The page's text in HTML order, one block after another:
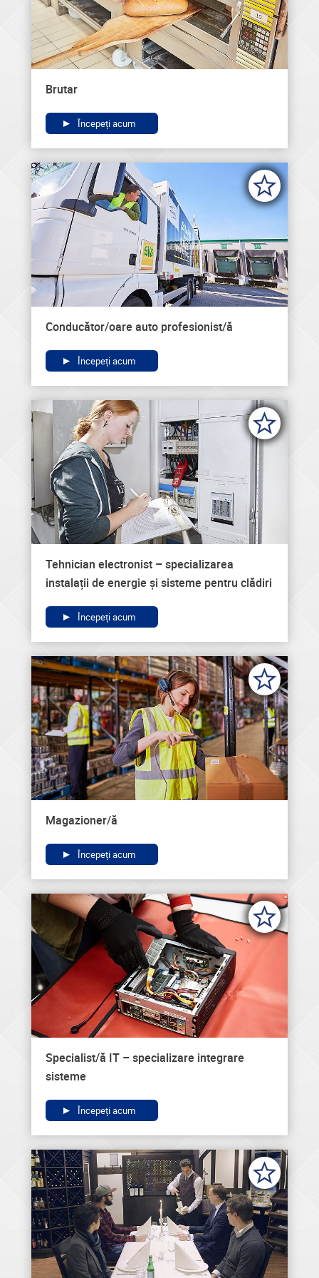
Brutar
Începeți acum
Conducător/oare auto profesionist/ă
Începeți acum
Tehnician electronist – specializarea
instalații de energie și sisteme pentru clădiri
Începeți acum
Magazioner/ă
Începeți acum
Specialist/ă IT – specializare integrare
sisteme
Începeți acum